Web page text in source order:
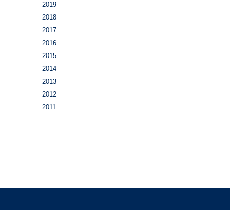
2019
2018
2017
2016
2015
2014
2013
2012
2011